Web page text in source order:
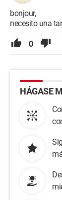
bonjour,
necesito una
0
HÁGASE